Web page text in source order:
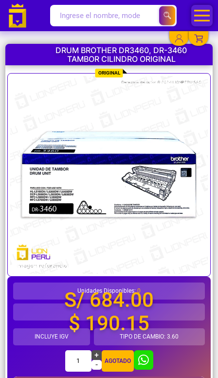
YA EXISTO
SOY NUEVO
¿Necesitas ayuda?
DRUM BROTHER DR3460, DR-3460
TAMBOR CILINDRO ORIGINAL
ORIGINAL
Unidades Disponibles:0
S/ 684.00
$ 190.15
INCLUYE IGV TIPO DE CAMBIO: 3.60
1
+
-
AGOTADO